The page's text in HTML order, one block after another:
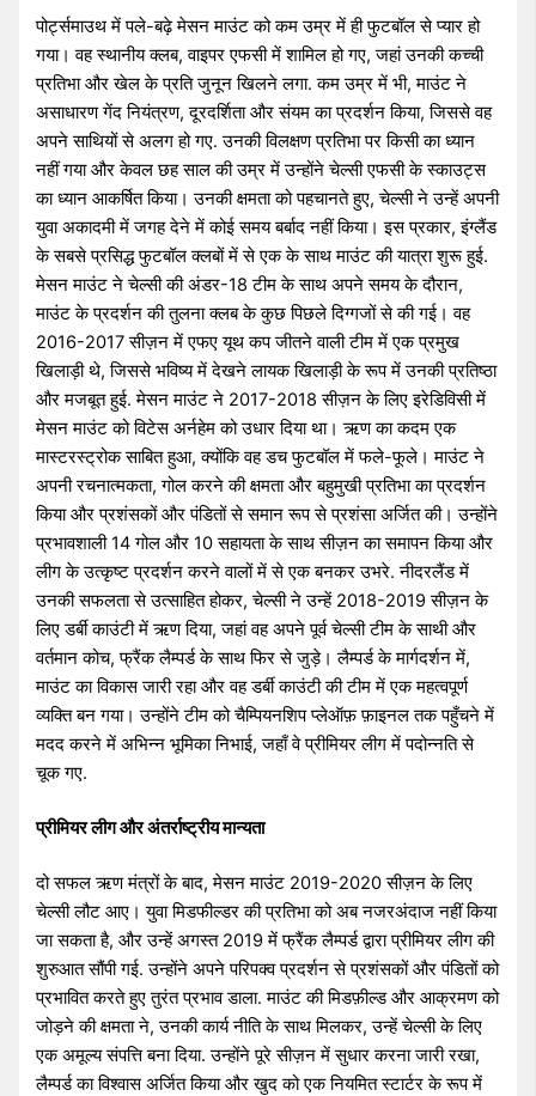
पोर्ट्समाउथ में पले-बढ़े मेसन माउंट को कम उम्र में ही फुटबॉल से प्यार हो
गया। वह स्थानीय क्लब, वाइपर एफसी में शामिल हो गए, जहां उनकी कच्ची
प्रतिभा और खेल के प्रति जुनून खिलने लगा. कम उम्र में भी, माउंट ने
असाधारण गेंद नियंत्रण, दूरदर्शिता और संयम का प्रदर्शन किया, जिससे वह
अपने साथियों से अलग हो गए. उनकी विलक्षण प्रतिभा पर किसी का ध्यान
नहीं गया और केवल छह साल की उम्र में उन्होंने चेल्सी एफसी के स्काउट्स
का ध्यान आकर्षित किया। उनकी क्षमता को पहचानते हुए, चेल्सी ने उन्हें अपनी
युवा अकादमी में जगह देने में कोई समय बर्बाद नहीं किया। इस प्रकार, इंग्लैंड
के सबसे प्रसिद्ध फुटबॉल क्लबों में से एक के साथ माउंट की यात्रा शुरू हुई.
मेसन माउंट ने चेल्सी की अंडर-18 टीम के साथ अपने समय के दौरान,
माउंट के प्रदर्शन की तुलना क्लब के कुछ पिछले दिग्गजों से की गई। वह
2016-2017 सीज़न में एफए यूथ कप जीतने वाली टीम में एक प्रमुख
खिलाड़ी थे, जिससे भविष्य में देखने लायक खिलाड़ी के रूप में उनकी प्रतिष्ठा
और मजबूत हुई. मेसन माउंट ने 2017-2018 सीज़न के लिए इरेडिविसी में
मेसन माउंट को विटेस अर्नहेम को उधार दिया था। ऋण का कदम एक
मास्टरस्ट्रोक साबित हुआ, क्योंकि वह डच फुटबॉल में फले-फूले। माउंट ने
अपनी रचनात्मकता, गोल करने की क्षमता और बहुमुखी प्रतिभा का प्रदर्शन
किया और प्रशंसकों और पंडितों से समान रूप से प्रशंसा अर्जित की। उन्होंने
प्रभावशाली 14 गोल और 10 सहायता के साथ सीज़न का समापन किया और
लीग के उत्कृष्ट प्रदर्शन करने वालों में से एक बनकर उभरे. नीदरलैंड में
उनकी सफलता से उत्साहित होकर, चेल्सी ने उन्हें 2018-2019 सीज़न के
लिए डर्बी काउंटी में ऋण दिया, जहां वह अपने पूर्व चेल्सी टीम के साथी और
वर्तमान कोच, फ्रैंक लैम्पर्ड के साथ फिर से जुड़े। लैम्पर्ड के मार्गदर्शन में,
माउंट का विकास जारी रहा और वह डर्बी काउंटी की टीम में एक महत्वपूर्ण
व्यक्ति बन गया। उन्होंने टीम को चैम्पियनशिप प्लेऑफ़ फ़ाइनल तक पहुँचने में
मदद करने में अभिन्न भूमिका निभाई, जहाँ वे प्रीमियर लीग में पदोन्नति से
चूक गए.
प्रीमियर लीग और अंतर्राष्ट्रीय मान्यता
दो सफल ऋण मंत्रों के बाद, मेसन माउंट 2019-2020 सीज़न के लिए
चेल्सी लौट आए। युवा मिडफील्डर की प्रतिभा को अब नजरअंदाज नहीं किया
जा सकता है, और उन्हें अगस्त 2019 में फ्रैंक लैम्पर्ड द्वारा प्रीमियर लीग की
शुरुआत सौंपी गई. उन्होंने अपने परिपक्व प्रदर्शन से प्रशंसकों और पंडितों को
प्रभावित करते हुए तुरंत प्रभाव डाला. माउंट की मिडफ़ील्ड और आक्रमण को
जोड़ने की क्षमता ने, उनकी कार्य नीति के साथ मिलकर, उन्हें चेल्सी के लिए
एक अमूल्य संपत्ति बना दिया. उन्होंने पूरे सीज़न में सुधार करना जारी रखा,
लैम्पर्ड का विश्वास अर्जित किया और खुद को एक नियमित स्टार्टर के रूप में